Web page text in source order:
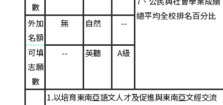
總平均全校排名百分比
數
外加
名額
無 自然 --
可填
志願
數
-- 英聽 A級
1.以培育東南亞語文⼈才及促進與東南亞文經交流